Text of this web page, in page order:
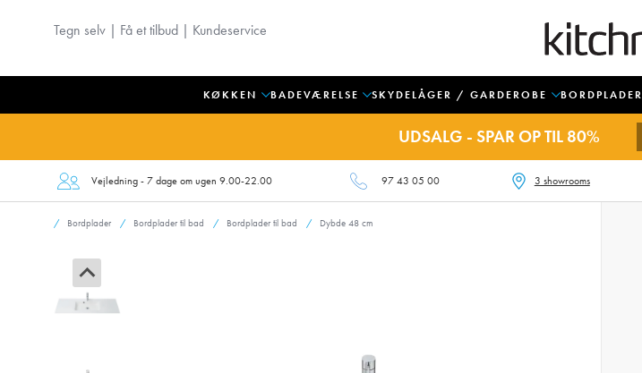
Tegn selv | Få et tilbud | Kundeservice
KØKKEN BADEVÆRELSE SKYDELÅGER / GARDEROBE BORDPLADER
UDSALG - SPAR OP TIL 80%
Vejledning - 7 dage om ugen 9.00-22.00 97 43 05 00 3 showrooms
Bordplader Bordplader til bad Bordplader til bad Dybde 48 cm